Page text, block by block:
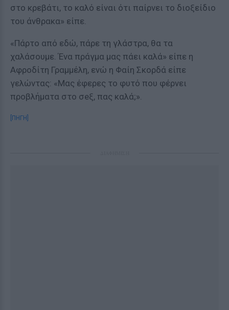
στο κρεβάτι, το καλό είναι ότι παίρνει το διοξείδιο
του άνθρακα» είπε.
«Πάρτο από εδώ, πάρε τη γλάστρα, θα τα
χαλάσουμε. Ένα πράγμα μας πάει καλά» είπε η
Αφροδίτη Γραμμέλη, ενώ η Φαίη Σκορδά είπε
γελώντας: «Μας έφερες το φυτό που φέρνει
προβλήματα στο σeξ, πας καλά;».
[ΠΗΓΗ]